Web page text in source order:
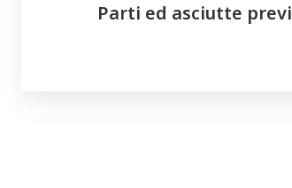
Parti ed asciutte